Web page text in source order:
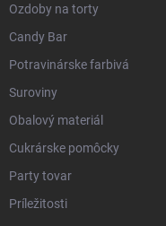
Ozdoby na torty
Candy Bar
Potravinárske farbivá
Suroviny
Obalový materiál
Cukrárske pomôcky
Party tovar
Príležitosti